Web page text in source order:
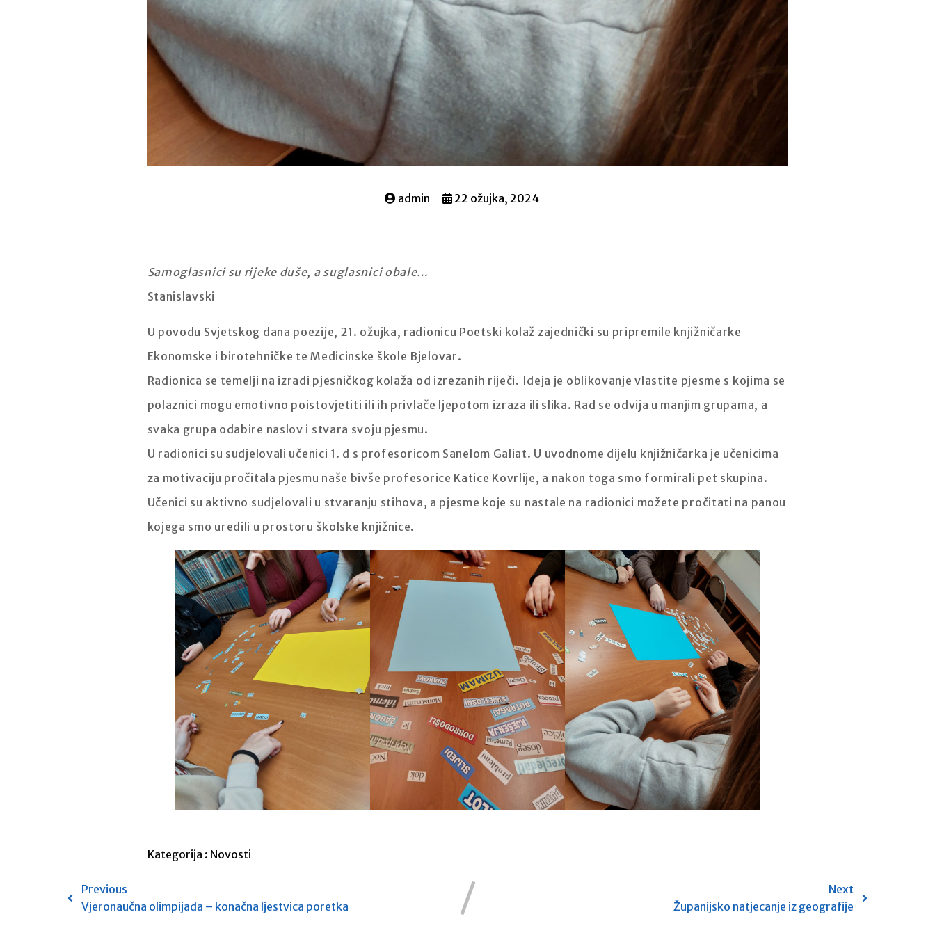
admin 22 ožujka, 2024
Samoglasnici su rijeke duše, a suglasnici obale…
Stanislavski
U povodu Svjetskog dana poezije, 21. ožujka, radionicu Poetski kolaž zajednički su pripremile knjižničarke
Ekonomske i birotehničke te Medicinske škole Bjelovar.
Radionica se temelji na izradi pjesničkog kolaža od izrezanih riječi. Ideja je oblikovanje vlastite pjesme s kojima se
polaznici mogu emotivno poistovjetiti ili ih privlače ljepotom izraza ili slika. Rad se odvija u manjim grupama, a
svaka grupa odabire naslov i stvara svoju pjesmu.
U radionici su sudjelovali učenici 1. d s profesoricom Sanelom Galiat. U uvodnome dijelu knjižničarka je učenicima
za motivaciju pročitala pjesmu naše bivše profesorice Katice Kovrlije, a nakon toga smo formirali pet skupina.
Učenici su aktivno sudjelovali u stvaranju stihova, a pjesme koje su nastale na radionici možete pročitati na panou
kojega smo uredili u prostoru školske knjižnice.
Kategorija : Novosti
Previous
Vjeronaučna olimpijada – konačna ljestvica poretka
Next
Županijsko natjecanje iz geografije